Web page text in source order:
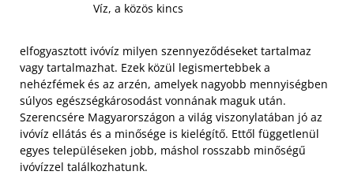
Víz, a közös kincs
elfogyasztott ivóvíz milyen szennyeződéseket tartalmaz
vagy tartalmazhat. Ezek közül legismertebbek a
nehézfémek és az arzén, amelyek nagyobb mennyiségben
súlyos egészségkárosodást vonnának maguk után.
Szerencsére Magyarországon a világ viszonylatában jó az
ivóvíz ellátás és a minősége is kielégítő. Ettől függetlenül
egyes településeken jobb, máshol rosszabb minőségű
ivóvízzel találkozhatunk.